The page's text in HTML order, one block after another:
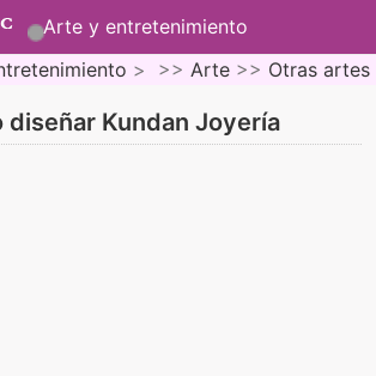
Arte y entretenimiento
> >> Arte >> Otras artes
diseñar Kundan Joyería